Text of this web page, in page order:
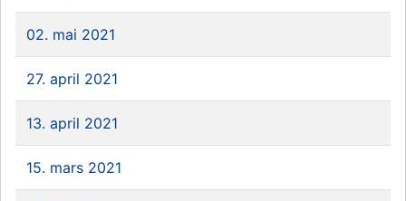
02. mai 2021
27. april 2021
13. april 2021
15. mars 2021